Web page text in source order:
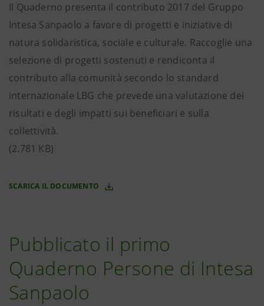
Il Quaderno presenta il contributo 2017 del Gruppo
Intesa Sanpaolo a favore di progetti e iniziative di
natura solidaristica, sociale e culturale. Raccoglie una
selezione di progetti sostenuti e rendiconta il
contributo alla comunità secondo lo standard
internazionale LBG che prevede una valutazione dei
risultati e degli impatti sui beneficiari e sulla
collettività.
(2.781 KB)
SCARICA IL DOCUMENTO
Pubblicato il primo
Quaderno Persone di Intesa
Sanpaolo